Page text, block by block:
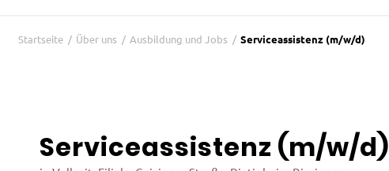
Startseite / Über uns / Ausbildung und Jobs / Serviceassistenz (m/w/d)
Serviceassistenz (m/w/d)